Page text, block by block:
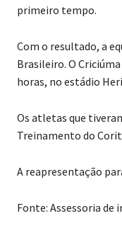
primeiro tempo.
Com o resultado, a
Brasileiro. O
horas, no estádio
Os atletas que
Treinamento do
A reapresentação
Fonte: Assessoria de